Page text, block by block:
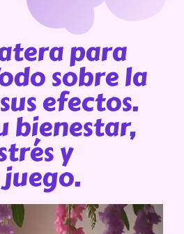
para
sobre la
efectos.
bienestar,
y